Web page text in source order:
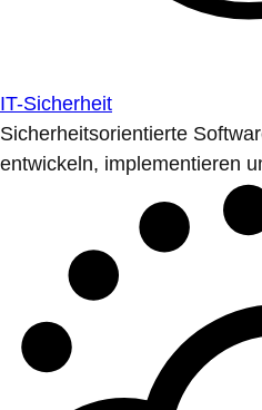
IT-Sicherheit
Sicherheitsorientierte
entwickeln, implementieren